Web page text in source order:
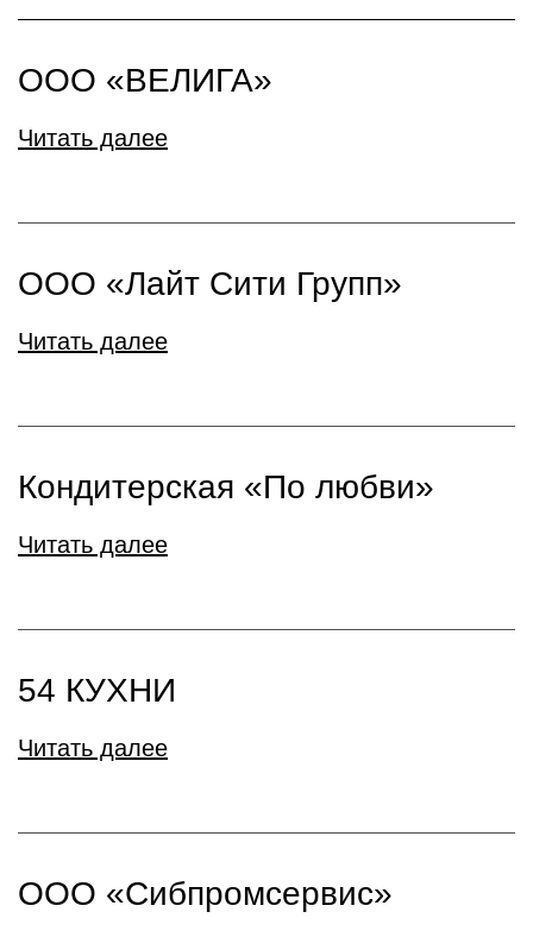
ООО «ВЕЛИГА»
Читать далее
ООО «Лайт Сити Групп»
Читать далее
Кондитерская «По любви»
Читать далее
54 КУХНИ
Читать далее
ООО «Сибпромсервис»